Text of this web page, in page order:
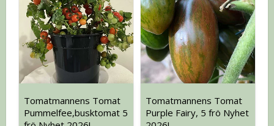
Tomatmannens Tomat
Pummelfee,busktomat 5
Tomatmannens Tomat
Purple Fairy, 5 frö Nyhet